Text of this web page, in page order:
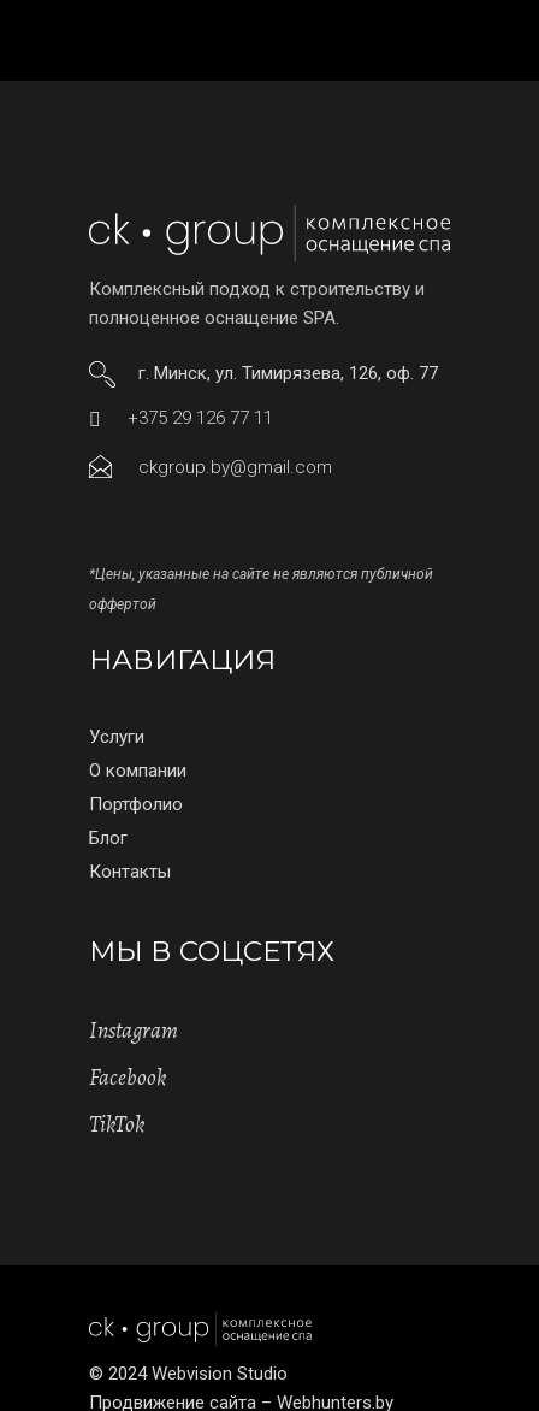
Комплексный подход к строительству и
полноценное оснащение SPA.
г. Минск, ул. Тимирязева, 126, оф. 77
+375 29 126 77 11
ckgroup.by@gmail.com
*Цены, указанные на сайте не являются публичной
оффертой
НАВИГАЦИЯ
Услуги
О компании
Портфолио
Блог
Контакты
МЫ В СОЦСЕТЯХ
Instagram
Facebook
TikTok
© 2024Webvision Studio
Продвижение сайта – Webhunters.by